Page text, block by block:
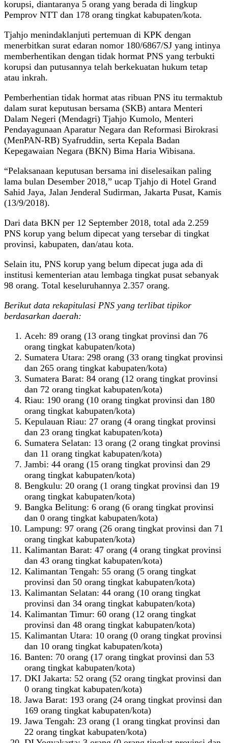
korupsi, diantaranya 5 orang yang berada di lingkup
Pemprov NTT dan 178 orang tingkat kabupaten/kota.
Tjahjo menindaklanjuti pertemuan di KPK dengan
menerbitkan surat edaran nomor 180/6867/SJ yang intinya
memberhentikan dengan tidak hormat PNS yang terbukti
korupsi dan putusannya telah berkekuatan hukum tetap
atau inkrah.
Pemberhentian tidak hormat atas ribuan PNS itu termaktub
dalam surat keputusan bersama (SKB) antara Menteri
Dalam Negeri (Mendagri) Tjahjo Kumolo, Menteri
Pendayagunaan Aparatur Negara dan Reformasi Birokrasi
(MenPAN-RB) Syafruddin, serta Kepala Badan
Kepegawaian Negara (BKN) Bima Haria Wibisana.
“Pelaksanaan keputusan bersama ini diselesaikan paling
lama bulan Desember 2018,” ucap Tjahjo di Hotel Grand
Sahid Jaya, Jalan Jenderal Sudirman, Jakarta Pusat, Kamis
(13/9/2018).
Dari data BKN per 12 September 2018, total ada 2.259
PNS korup yang belum dipecat yang tersebar di tingkat
provinsi, kabupaten, dan/atau kota.
Selain itu, PNS korup yang belum dipecat juga ada di
institusi kementerian atau lembaga tingkat pusat sebanyak
98 orang. Total keseluruhannya 2.357 orang.
Berikut data rekapitulasi PNS yang terlibat tipikor
berdasarkan daerah:
Aceh: 89 orang (13 orang tingkat provinsi dan 76
orang tingkat kabupaten/kota)
Sumatera Utara: 298 orang (33 orang tingkat provinsi
dan 265 orang tingkat kabupaten/kota)
Sumatera Barat: 84 orang (12 orang tingkat provinsi
dan 72 orang tingkat kabupaten/kota)
Riau: 190 orang (10 orang tingkat provinsi dan 180
orang tingkat kabupaten/kota)
Kepulauan Riau: 27 orang (4 orang tingkat provinsi
dan 23 orang tingkat kabupaten/kota)
Sumatera Selatan: 13 orang (2 orang tingkat provinsi
dan 11 orang tingkat kabupaten/kota)
Jambi: 44 orang (15 orang tingkat provinsi dan 29
orang tingkat kabupaten/kota)
Bengkulu: 20 orang (1 orang tingkat provinsi dan 19
orang tingkat kabupaten/kota)
Bangka Belitung: 6 orang (6 orang tingkat provinsi
dan 0 orang tingkat kabupaten/kota)
Lampung: 97 orang (26 orang tingkat provinsi dan 71
orang tingkat kabupaten/kota)
Kalimantan Barat: 47 orang (4 orang tingkat provinsi
dan 43 orang tingkat kabupaten/kota)
Kalimantan Tengah: 55 orang (5 orang tingkat
provinsi dan 50 orang tingkat kabupaten/kota)
Kalimantan Selatan: 44 orang (10 orang tingkat
provinsi dan 34 orang tingkat kabupaten/kota)
Kalimantan Timur: 60 orang (12 orang tingkat
provinsi dan 48 orang tingkat kabupaten/kota)
Kalimantan Utara: 10 orang (0 orang tingkat provinsi
dan 10 orang tingkat kabupaten/kota)
Banten: 70 orang (17 orang tingkat provinsi dan 53
orang tingkat kabupaten/kota)
DKI Jakarta: 52 orang (52 orang tingkat provinsi dan
0 orang tingkat kabupaten/kota)
Jawa Barat: 193 orang (24 orang tingkat provinsi dan
169 orang tingkat kabupaten/kota)
Jawa Tengah: 23 orang (1 orang tingkat provinsi dan
22 orang tingkat kabupaten/kota)